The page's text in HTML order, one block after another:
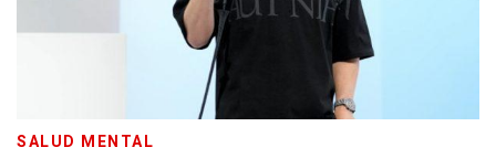
SALUD MENTAL